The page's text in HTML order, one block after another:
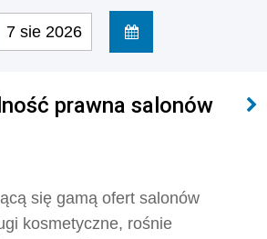
7 sie 2026
prawna salonów
się gamą ofert salonów
kosmetyczne, rośnie